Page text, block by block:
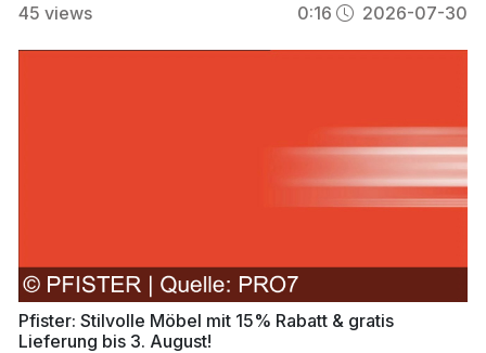
45 views 0:16 2026-07-30
Pfister: Stilvolle Möbel mit 15% Rabatt & gratis
Lieferung bis 3. August!